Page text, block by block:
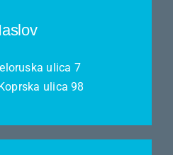
ulica 7
ulica 98